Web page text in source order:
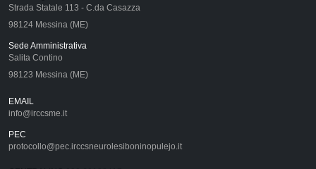
Strada Statale 113 - C.da Casazza
98124 Messina (ME)
Sede Amministrativa
Salita Contino
98123 Messina (ME)
EMAIL
info@irccsme.it
PEC
protocollo@pec.irccsneurolesiboninopulejo.it